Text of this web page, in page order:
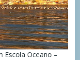
Escola Oceano –